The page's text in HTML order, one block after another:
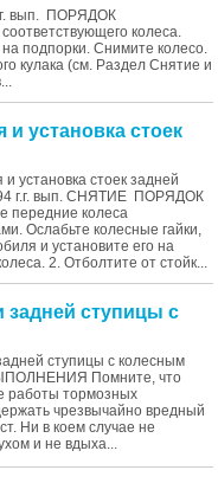
вып. ПОРЯДОК
колеса.
подпорки. Снимите колесо.
кулака (см. Раздел Снятие и
и установка стоек
установка стоек задней
г.г. вып. СНЯТИЕ ПОРЯДОК
колеса
Ослабьте колесные гайки,
и установите его на
2. Отболтите от стойк...
задней ступицы с
ступицы с колесным
Помните, что
работы тормозных
чрезвычайно вредный
Ни в коем случае не
и не вдыха...